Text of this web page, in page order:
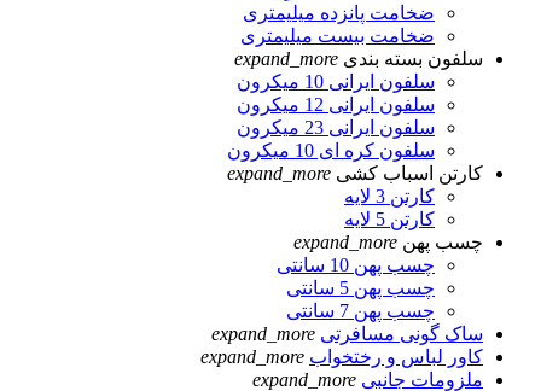
ضخامت پانزده میلیمتری
ضخامت بیست میلیمتری
سلفون بسته بندی expand_more
سلفون ایرانی 10 میکرون
سلفون ایرانی 12 میکرون
سلفون ایرانی 23 میکرون
سلفون کره ای 10 میکرون
کارتن اسباب کشی expand_more
کارتن 3 لایه
کارتن 5 لایه
چسب پهن expand_more
چسب پهن 10 سانتی
چسب پهن 5 سانتی
چسب پهن 7 سانتی
ساک گونی مسافرتی expand_more
کاور لباس و رختخواب expand_more
ملزومات جانبی expand_more